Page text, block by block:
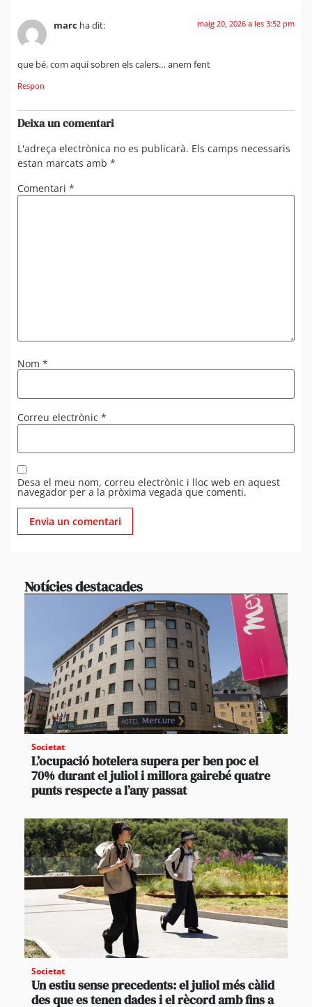
marc ha dit: maig 20, 2026 a les 3:52 pm
que bé, com aquí sobren els calers… anem fent
Respon
Deixa un comentari
L'adreça electrònica no es publicarà. Els camps necessaris
estan marcats amb *
Comentari *
Nom *
Correu electrònic *
Desa el meu nom, correu electrònic i lloc web en aquest
navegador per a la pròxima vegada que comenti.
Notícies destacades
Societat
L’ocupació hotelera supera per ben poc el
70% durant el juliol i millora gairebé quatre
punts respecte a l’any passat
Societat
Un estiu sense precedents: el juliol més càlid
des que es tenen dades i el rècord amb fins a